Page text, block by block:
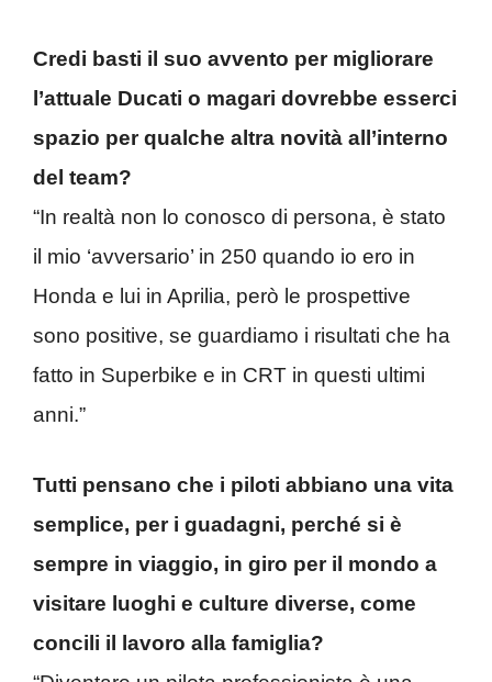
Credi basti il suo avvento per migliorare
l’attuale Ducati o magari dovrebbe esserci
spazio per qualche altra novità all’interno
del team?
“In realtà non lo conosco di persona, è stato
il mio ‘avversario’ in 250 quando io ero in
Honda e lui in Aprilia, però le prospettive
sono positive, se guardiamo i risultati che ha
fatto in Superbike e in CRT in questi ultimi
anni.”
Tutti pensano che i piloti abbiano una vita
semplice, per i guadagni, perché si è
sempre in viaggio, in giro per il mondo a
visitare luoghi e culture diverse, come
concili il lavoro alla famiglia?